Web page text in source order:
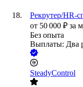
Рекрутер/HR-
от 50 000 ₽ за
Без опыта
Выплаты: Два
SteadyControl